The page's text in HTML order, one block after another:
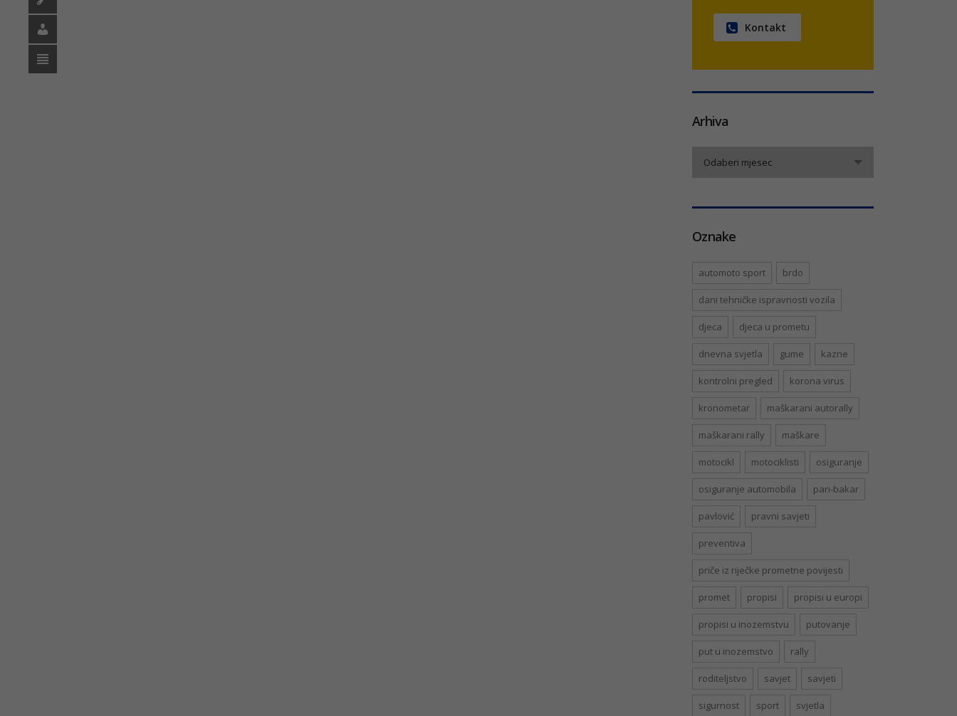
Kontakt
Arhiva
Odaberi mjesec
Oznake
automoto sport brdo
dani tehničke ispravnosti vozila
djeca djeca u prometu
dnevna svjetla gume kazne
kontrolni pregled korona virus
kronometar maškarani autorally
maškarani rally maškare
motocikl motociklisti osiguranje
osiguranje automobila pari-bakar
pavlović pravni savjeti
preventiva
priče iz riječke prometne povijesti
promet propisi propisi u europi
propisi u inozemstvu putovanje
put u inozemstvo rally
roditeljstvo savjet savjeti
sigurnost sport svjetla